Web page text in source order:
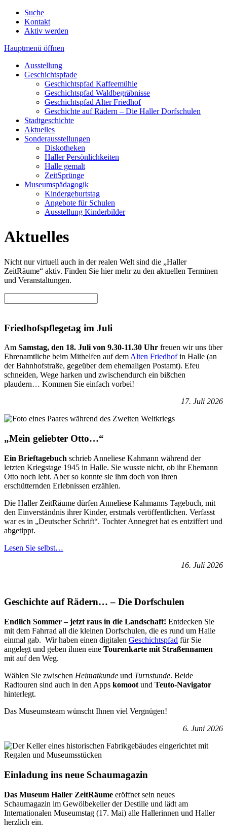
Suche
Kontakt
Aktiv werden
Hauptmenü öffnen
Ausstellung
Geschichtspfade
Geschichtspfad Kaffeemühle
Geschichtspfad Waldbegräbnisse
Geschichtspfad Alter Friedhof
Geschichte auf Rädern – Die Haller Dorfschulen
Stadtgeschichte
Aktuelles
Sonderausstellungen
Diskotheken
Haller Persönlichkeiten
Halle gemalt
ZeitSprünge
Museumspädagogik
Kindergeburtstag
Angebote für Schulen
Ausstellung Kinderbilder
Aktuelles
Nicht nur virtuell auch in der realen Welt sind die „Haller
ZeitRäume“ aktiv. Finden Sie hier mehr zu den aktuellen Terminen
und Veranstaltungen.
Friedhofspflegetag im Juli
Am Samstag, den 18. Juli von 9.30-11.30 Uhr freuen wir uns über
Ehrenamtliche beim Mithelfen auf dem Alten Friedhofin Halle (an
der Bahnhofstraße, gegeüber dem ehemaligen Postamt). Efeu
schneiden, Wege harken und zwischendurch ein bißchen
plaudern… Kommen Sie einfach vorbei!
17. Juli 2026
„Mein geliebter Otto…“
Ein Brieftagebuch schrieb Anneliese Kahmann während der
letzten Kriegstage 1945 in Halle. Sie wusste nicht, ob ihr Ehemann
Otto noch lebt. Aber so konnte sie ihm doch von ihren
erschütternden Erlebnissen erzählen.
Die Haller ZeitRäume dürfen Anneliese Kahmanns Tagebuch, mit
den Einverständnis ihrer Kinder, erstmals veröffentlichen. Verfasst
war es in „Deutscher Schrift“. Tochter Annegret hat es entziffert und
abgetippt.
Lesen Sie selbst…
16. Juli 2026
Geschichte auf Rädern… – Die Dorfschulen
Endlich Sommer – jetzt raus in die Landschaft! Entdecken Sie
mit dem Fahrrad all die kleinen Dorfschulen, die es rund um Halle
einmal gab. Wir haben einen digitalen Geschichtspfad für Sie
angelegt und geben ihnen eine Tourenkarte mit Straßennamen
mit auf den Weg.
Wählen Sie zwischen Heimatkunde und Turnstunde. Beide
Radtouren sind auch in den Apps komoot und Teuto-Navigator
hinterlegt.
Das Museumsteam wünscht Ihnen viel Vergnügen!
6. Juni 2026
Einladung ins neue Schaumagazin
Das Museum Haller ZeitRäume eröffnet sein neues
Schaumagazin im Gewölbekeller der Destille und lädt am
Internationalen Museumstag (17. Mai) alle Hallerinnen und Haller
herzlich ein.